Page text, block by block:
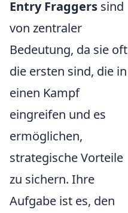
Entry Fraggers sind
von zentraler
Bedeutung, da sie oft
die ersten sind, die in
einen Kampf
eingreifen und es
ermöglichen,
strategische Vorteile
zu sichern. Ihre
Aufgabe ist es, den